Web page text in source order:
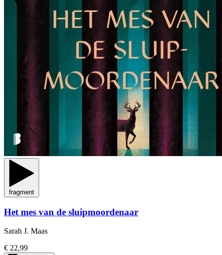
fragment
Het mes van de sluipmoordenaar
Sarah J. Maas
€ 22,99